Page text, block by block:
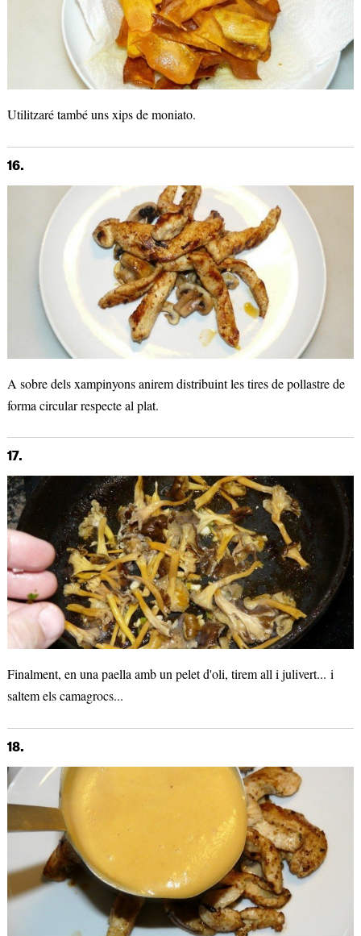
Utilitzaré també uns xips de moniato.
16.
A sobre dels xampinyons anirem distribuint les tires de pollastre de
forma circular respecte al plat.
17.
Finalment, en una paella amb un pelet d'oli, tirem all i julivert... i
saltem els camagrocs...
18.